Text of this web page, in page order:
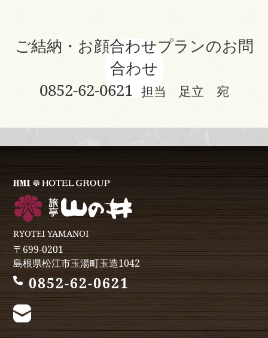
ご結納・お顔合わせプランのお問
合わせ
0852-62-0621 担当 足立 宛
RYOTEI YAMANOI
〒699-0201
島根県松江市玉湯町玉造1042
0852-62-0621